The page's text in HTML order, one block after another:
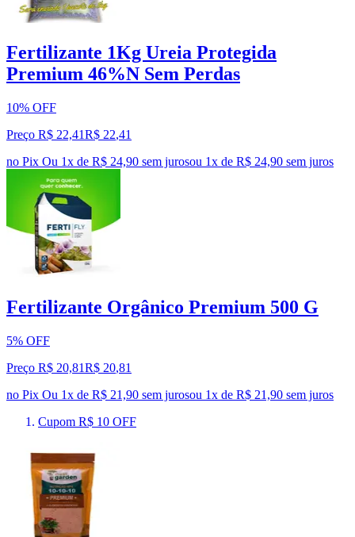
Fertilizante 1Kg Ureia Protegida
Premium 46%N Sem Perdas
10% OFF
Preço R$ 22,41R$ 22,41
no Pix Ou 1x de R$ 24,90 sem jurosou 1x de R$ 24,90 sem juros
Fertilizante Orgânico Premium 500 G
5% OFF
Preço R$ 20,81R$ 20,81
no Pix Ou 1x de R$ 21,90 sem jurosou 1x de R$ 21,90 sem juros
Cupom R$ 10 OFF